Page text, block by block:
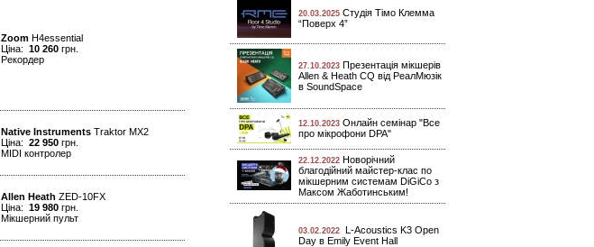
Zoom H4essential
Ціна: 10 260 грн.
Рекордер
Native Instruments Traktor MX2
Ціна: 22 950 грн.
MIDI контролер
Allen Heath ZED-10FX
Ціна: 19 980 грн.
Мікшерний пульт
20.03.2025 Студія Тімо Клемма
“Поверх 4”
27.10.2023 Презентація мікшерів
Allen & Heath CQ від РеалМюзік
в SoundSpace
12.10.2023 Онлайн семінар "Все
про мікрофони DPA"
22.12.2022 Новорічний
благодійний майстер-клас по
мікшерним системам DiGiCo з
Максом Жаботинським!
03.02.2022 L-Acoustics K3 Open
Day в Emily Event Hall